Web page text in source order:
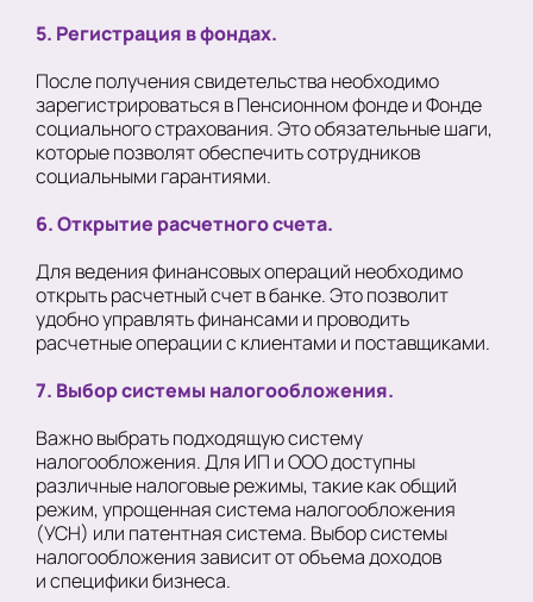
5. Регистрация в фондах.
После получения свидетельства необходимо
зарегистрироваться в Пенсионном фонде и Фонде
социального страхования. Это обязательные шаги,
которые позволят обеспечить сотрудников
социальными гарантиями.
6. Открытие расчетного счета.
Для ведения финансовых операций необходимо
открыть расчетный счет в банке. Это позволит
удобно управлять финансами и проводить
расчетные операции с клиентами и поставщиками.
7. Выбор системы налогообложения.
Важно выбрать подходящую систему
налогообложения. Для ИП и ООО доступны
различные налоговые режимы, такие как общий
режим, упрощенная система налогообложения
(УСН) или патентная система. Выбор системы
налогообложения зависит от объема доходов
и специфики бизнеса.